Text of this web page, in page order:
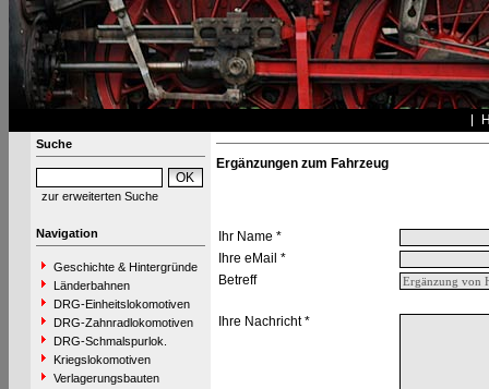
Suche
zur erweiterten Suche
Navigation
Geschichte & Hintergründe
Länderbahnen
DRG-Einheitslokomotiven
DRG-Zahnradlokomotiven
DRG-Schmalspurlok.
Kriegslokomotiven
Verlagerungsbauten
Ergänzungen zum Fahrzeug
Ihr Name *
Ihre eMail *
Betreff
Ihre Nachricht *